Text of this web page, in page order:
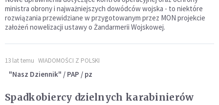
ministra obrony i najważniejszych dowódców wojska - to niektóre
rozwiązania przewidziane w przygotowanym przez MON projekcie
założeń nowelizacji ustawy o Żandarmerii Wojskowej.
13 lat temu WIADOMOŚCI Z POLSKI
"Nasz Dziennik" / PAP / pz
Spadkobiercy dzielnych karabinierów